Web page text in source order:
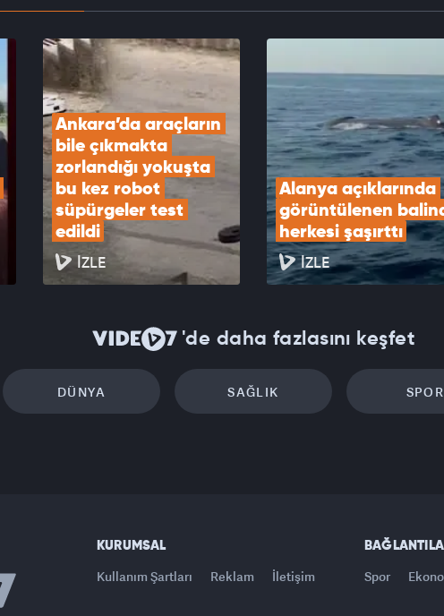
Tam bir çay tiryakisi! İnce belli bardaktan içti...
Gülümseten anlar kamerada
VIDEOYU İZLE
Ankara’da araçların
bile çıkmakta
zorlandığı yokuşta
bu kez robot
süpürgeler test
edildi
İZLE
Alanya açıklarında
görüntülenen
herkesi şaşırttı
İZLE
'de daha fazlasını keşfet
DÜNYA SAĞLIK SPOR
KURUMSAL
Kullanım Şartları Reklam İletişim Spor